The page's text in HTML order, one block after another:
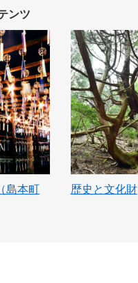
ンツ
島本町
歴史と文化財